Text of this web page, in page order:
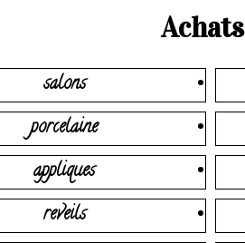
Achats
salons
porcelaine
appliques
reveils